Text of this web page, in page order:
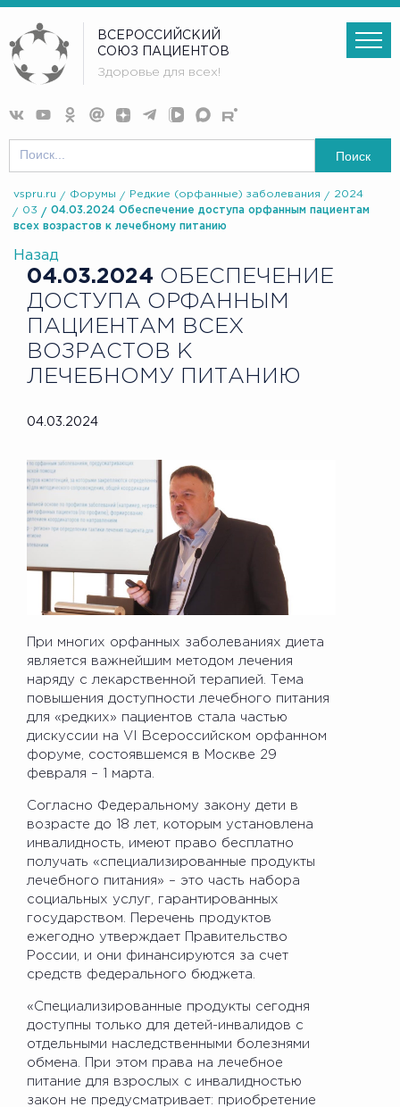
ВСЕРОССИЙСКИЙ
СОЮЗ ПАЦИЕНТОВ
Здоровье для всех!
Поиск
vspru.ru Форумы Редкие (орфанные) заболевания
2024
03
04.03.2024 Обеспечение доступа орфанным пациентам
всех возрастов к лечебному питанию
Назад
04.03.2024 ОБЕСПЕЧЕНИЕ
ДОСТУПА ОРФАННЫМ
ПАЦИЕНТАМ ВСЕХ
ВОЗРАСТОВ К
ЛЕЧЕБНОМУ ПИТАНИЮ
04.03.2024
При многих орфанных заболеваниях диета
является важнейшим методом лечения
наряду с лекарственной терапией. Тема
повышения доступности лечебного питания
для «редких» пациентов стала частью
дискуссии на VI Всероссийском орфанном
форуме, состоявшемся в Москве 29
февраля – 1 марта.
Согласно Федеральному закону дети в
возрасте до 18 лет, которым установлена
инвалидность, имеют право бесплатно
получать «специализированные продукты
лечебного питания» – это часть набора
социальных услуг, гарантированных
государством. Перечень продуктов
ежегодно утверждает Правительство
России, и они финансируются за счет
средств федерального бюджета.
«Специализированные продукты сегодня
доступны только для детей-инвалидов с
отдельными наследственными болезнями
обмена. При этом права на лечебное
питание для взрослых с инвалидностью
закон не предусматривает: приобретение